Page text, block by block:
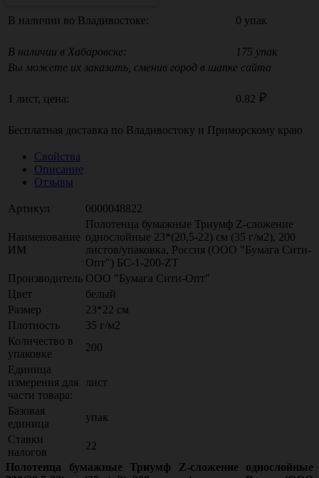
В наличии во Владивостоке: 0 упак
В наличии в Хабаровске:
175 упак
Вы можете их заказать, сменив город в шапке сайта
1 лист, цена: 0.82
Бесплатная доставка по Владивостоку и Приморскому краю
Свойства
Описание
Отзывы
Артикул 0000048822
Наименование
ИМ
Полотенца бумажные Триумф Z-сложение
однослойные 23*(20,5-22) см (35 г/м2), 200
листов/упаковка, Россия (ООО "Бумага Сити-
Опт") БС-1-200-ZT
Производитель ООО "Бумага Сити-Опт"
Цвет
белый
Размер
23*22 см
Плотность
35 г/м2
Количество в
упаковке
200
Единица
измерения для
части товара:
лист
Базовая
единица
упак
Ставки
налогов
22
Полотенца бумажные Триумф Z-сложение однослойные